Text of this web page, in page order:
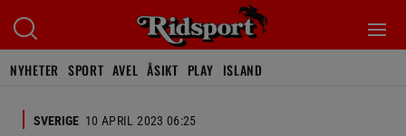
NYHETER SPORT AVEL ÅSIKT PLAY ISLAND
SVERIGE 10 APRIL 2023 06:25